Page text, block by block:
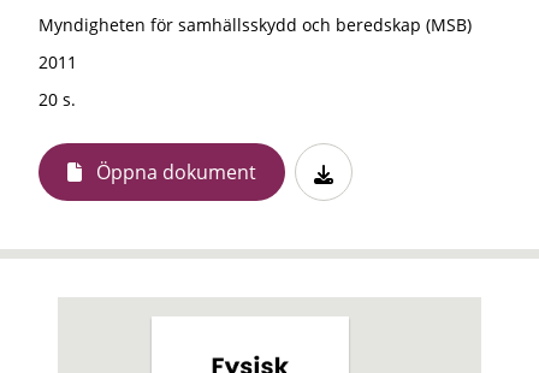
Myndigheten för samhällsskydd och beredskap (MSB)
2011
20 s.
Öppna dokument